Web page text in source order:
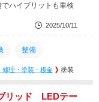
ハイブリットも車検
2025/10/11
整備
修理・塗装・板金 塗装
リッド LEDテー